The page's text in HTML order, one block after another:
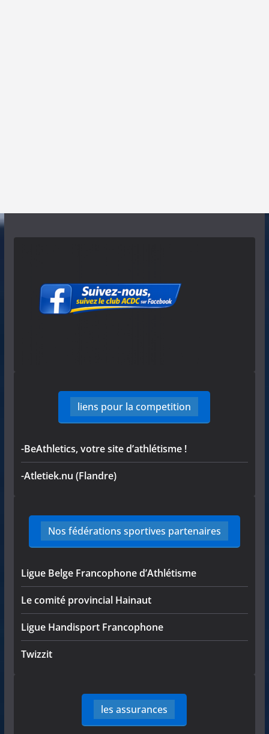
liens pour la competition
-BeAthletics, votre site d’athlétisme !
-Atletiek.nu (Flandre)
Nos fédérations sportives partenaires
Ligue Belge Francophone d’Athlétisme
Le comité provincial Hainaut
Ligue Handisport Francophone
Twizzit
les assurances